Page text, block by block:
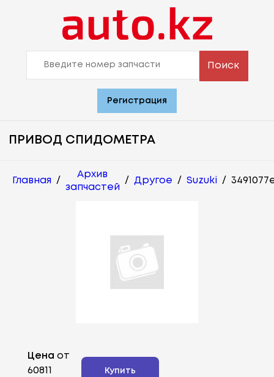
Поиск
Регистрация
ПРИВОД СПИДОМЕТРА
Главная /
Архив
запчастей
/ Другое / Suzuki /
Цена от
60811
Купить